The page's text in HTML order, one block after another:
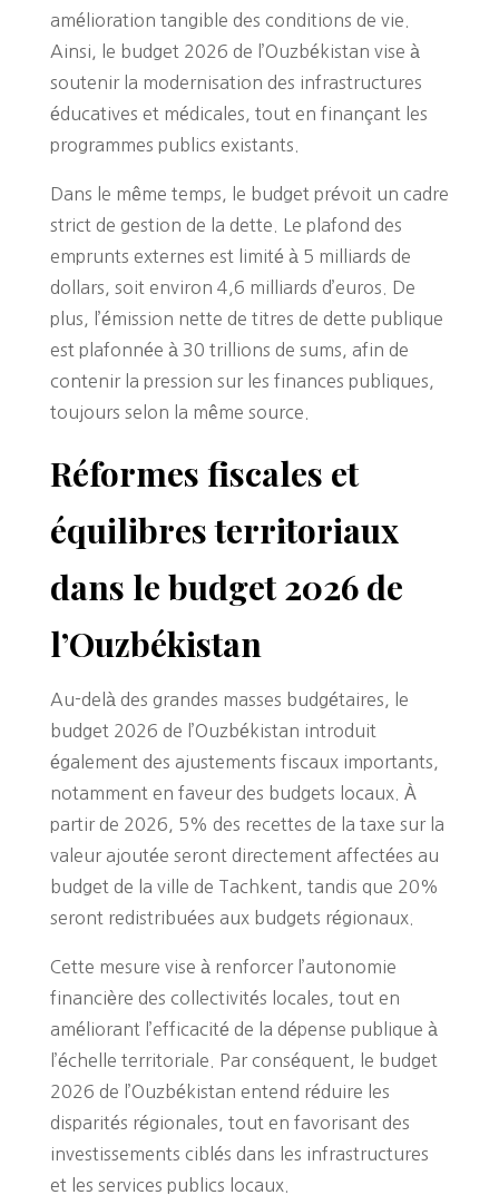
amélioration tangible des conditions de vie.
Ainsi, le budget 2026 de l’Ouzbékistan vise à
soutenir la modernisation des infrastructures
éducatives et médicales, tout en finançant les
programmes publics existants.
Dans le même temps, le budget prévoit un cadre
strict de gestion de la dette. Le plafond des
emprunts externes est limité à 5 milliards de
dollars, soit environ 4,6 milliards d’euros. De
plus, l’émission nette de titres de dette publique
est plafonnée à 30 trillions de sums, afin de
contenir la pression sur les finances publiques,
toujours selon la même source.
Réformes fiscales et
équilibres territoriaux
dans le budget 2026 de
l’Ouzbékistan
Au-delà des grandes masses budgétaires, le
budget 2026 de l’Ouzbékistan introduit
également des ajustements fiscaux importants,
notamment en faveur des budgets locaux. À
partir de 2026, 5% des recettes de la taxe sur la
valeur ajoutée seront directement affectées au
budget de la ville de Tachkent, tandis que 20%
seront redistribuées aux budgets régionaux.
Cette mesure vise à renforcer l’autonomie
financière des collectivités locales, tout en
améliorant l’efficacité de la dépense publique à
l’échelle territoriale. Par conséquent, le budget
2026 de l’Ouzbékistan entend réduire les
disparités régionales, tout en favorisant des
investissements ciblés dans les infrastructures
et les services publics locaux.